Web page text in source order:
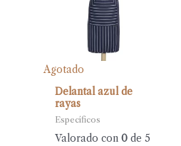
Agotado
Delantal azul de
rayas
Específicos
Valorado con0 de 5